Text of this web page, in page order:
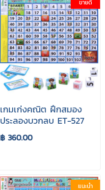
ขายดี
เกมเก่งคณิต ฝึกสมอง
ประลองบวกลบ ET-527
฿ 360.00
แนะนำ